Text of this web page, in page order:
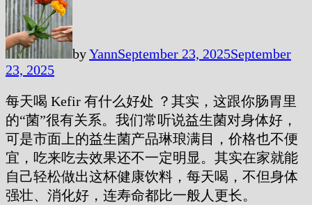
byYannSeptember 23, 2025September
23, 2025
每天喝 Kefir 有什么好处 ？其实，这跟你肠胃里
的“菌”很有关系。我们常听说益生菌对身体好，
可是市面上的益生菌产品琳琅满目，价格也不便
宜，吃来吃去效果还不一定明显。其实在家就能
自己轻松做出这杯健康饮料，每天喝，不但身体
强壮、消化好，连寿命都比一般人更长。